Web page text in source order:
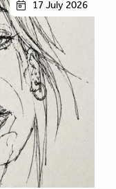
17 July 2026